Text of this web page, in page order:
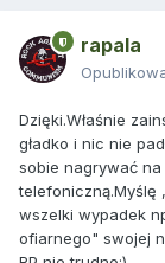
rapala
Dzięki.Właśnie
gładko i nic nie
sobie nagrywać na
telefoniczną.Myślę
wszelki wypadek
ofiarnego" swojej